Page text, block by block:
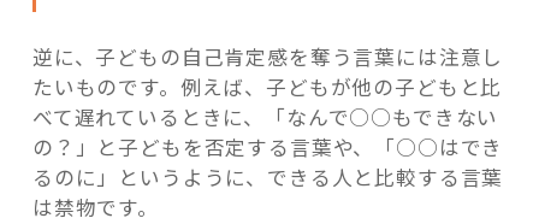
逆に、子どもの自己肯定感を奪う言葉には注意し
たいものです。例えば、子どもが他の子どもと比
べて遅れているときに、「なんで○○もできない
の？」と子どもを否定する言葉や、「○○はでき
るのに」というように、できる人と比較する言葉
は禁物です。